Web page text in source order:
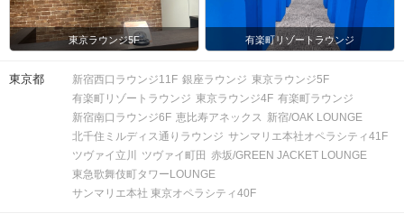
東京ラウンジ5F 有楽町リゾートラウンジ
東京都 新宿西口ラウンジ11F 銀座ラウンジ 東京ラウンジ5F
有楽町リゾートラウンジ 東京ラウンジ4F 有楽町ラウンジ
新宿南口ラウンジ6F 恵比寿アネックス 新宿/OAK LOUNGE
北千住ミルディス通りラウンジ サンマリエ本社オペラシティ41F
ツヴァイ立川
ツヴァイ町田 赤坂/GREEN JACKET LOUNGE
東急歌舞伎町タワーLOUNGE
サンマリエ本社 東京オペラシティ40F